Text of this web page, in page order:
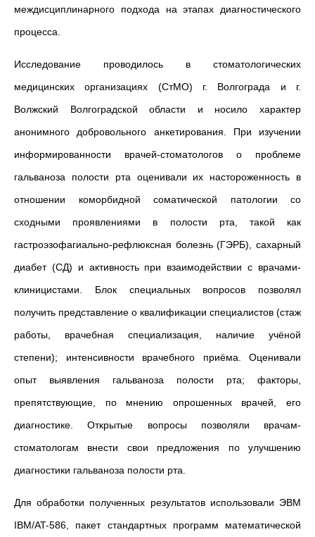
междисциплинарного подхода на этапах диагностического
процесса.
Исследование проводилось в стоматологических
медицинских организациях (СтМО) г. Волгограда и г.
Волжский Волгоградской области и носило характер
анонимного добровольного анкетирования. При изучении
информированности врачей-стоматологов о проблеме
гальваноза полости рта оценивали их настороженность в
отношении коморбидной соматической патологии со
сходными проявлениями в полости рта, такой как
гастроэзофагиально-рефлюксная болезнь (ГЭРБ), сахарный
диабет (СД) и активность при взаимодействии с врачами-
клиницистами. Блок специальных вопросов позволял
получить представление о квалификации специалистов (стаж
работы, врачебная специализация, наличие учёной
степени); интенсивности врачебного приёма. Оценивали
опыт выявления гальваноза полости рта; факторы,
препятствующие, по мнению опрошенных врачей, его
диагностике. Открытые вопросы позволяли врачам-
стоматологам внести свои предложения по улучшению
диагностики гальваноза полости рта.
Для обработки полученных результатов использовали ЭВМ
IBM/AT-586, пакет стандартных программ математической